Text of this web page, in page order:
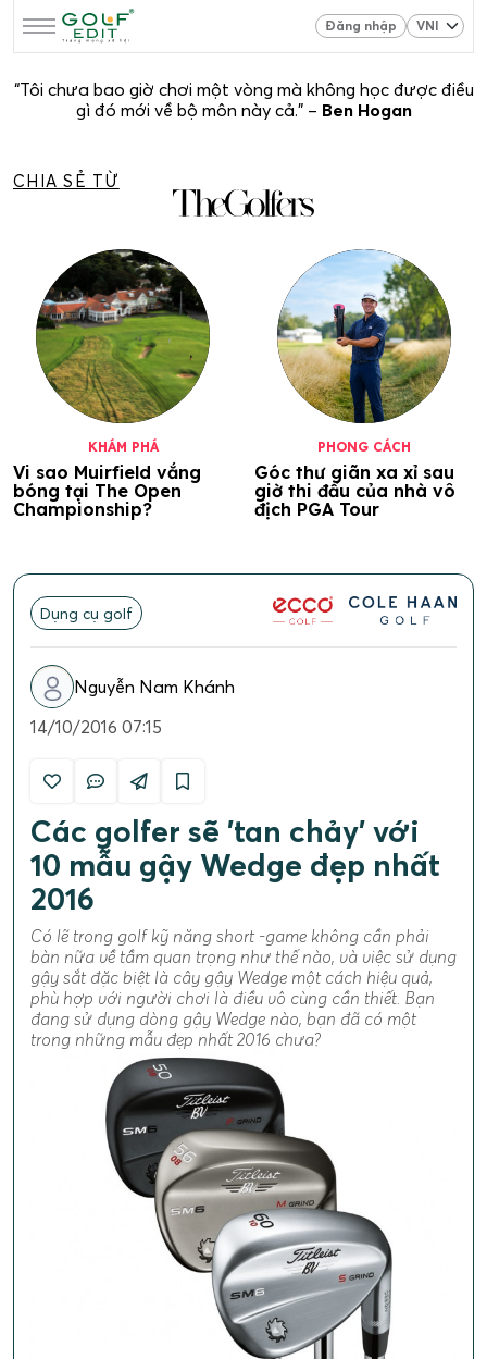
Đăng nhập
“Tôi chưa bao giờ chơi một vòng mà không học được điều
gì đó mới về bộ môn này cả.” – Ben Hogan
CHIA SẺ TỪ
KHÁM PHÁ
Vi sao Muirfield vắng
bóng tại The Open
Championship?
PHONG CÁCH
Góc thư giãn xa xỉ sau
giờ thi đấu của nhà vô
địch PGA Tour
Dụng cụ golf
Nguyễn Nam Khánh
14/10/2016 07:15
Các golfer sẽ 'tan chảy' với
10 mẫu gậy Wedge đẹp nhất
2016
Có lẽ trong golf kỹ năng short -game không cần phải
bàn nữa về tầm quan trọng như thế nào, và việc sử dụng
gậy sắt đặc biệt là cây gậy Wedge một cách hiệu quả,
phù hợp với người chơi là điều vô cùng cần thiết. Bạn
đang sử dụng dòng gậy Wedge nào, bạn đã có một
trong những mẫu đẹp nhất 2016 chưa?